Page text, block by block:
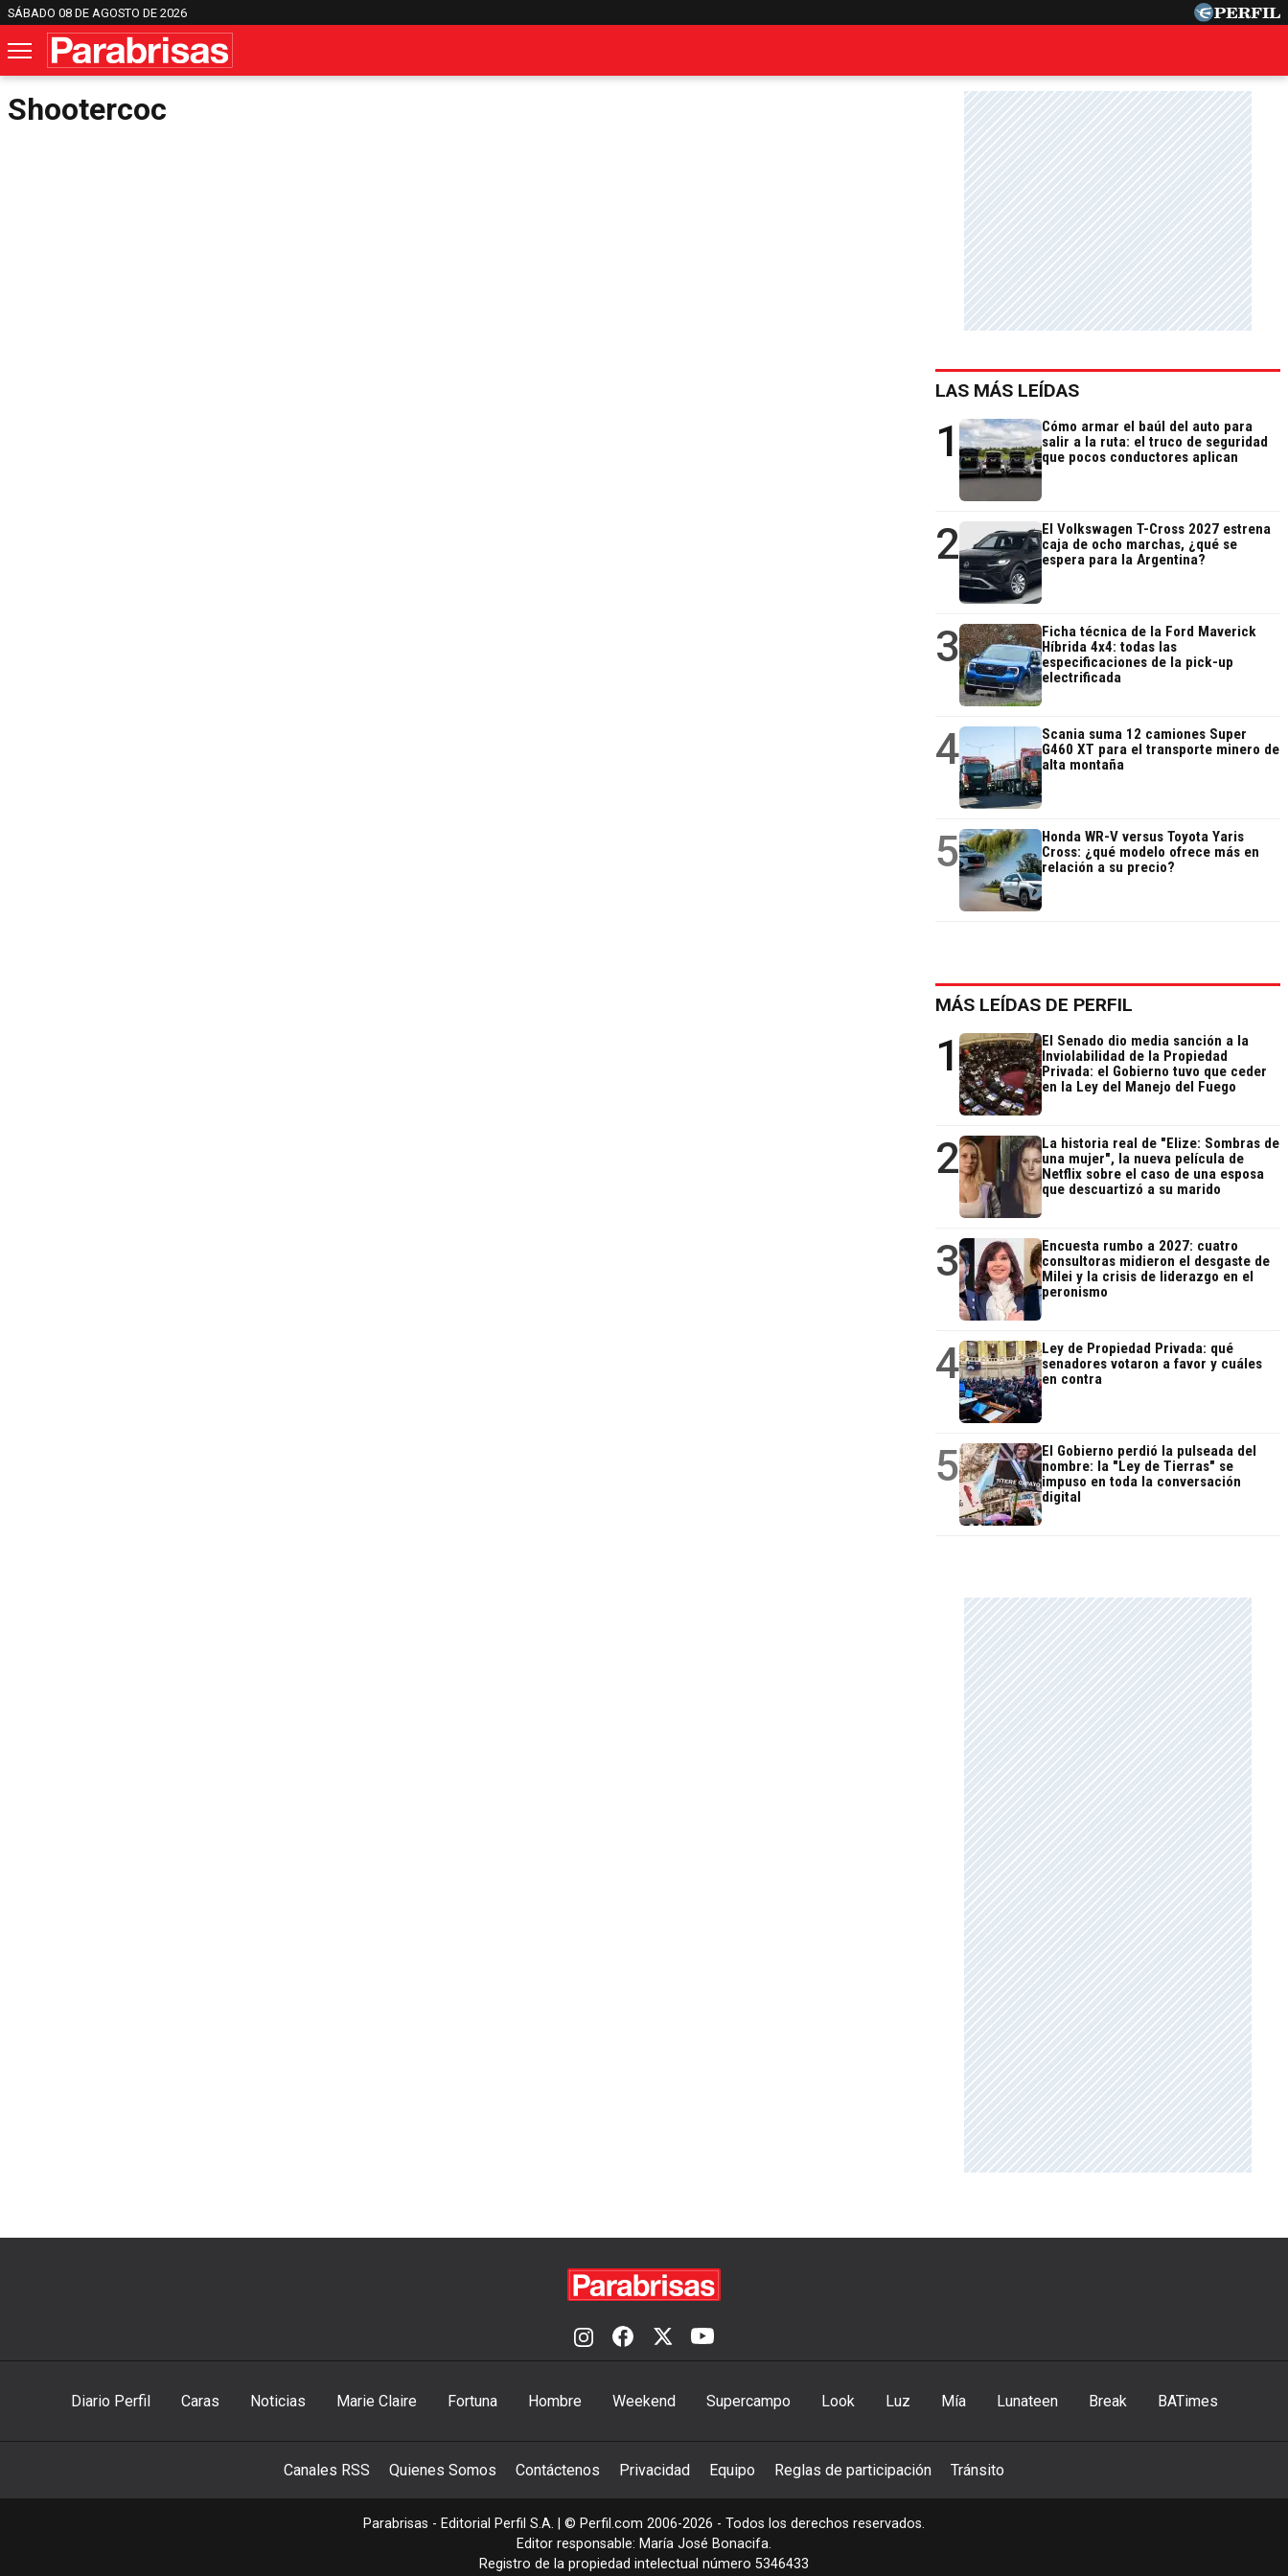
SÁBADO 08 DE AGOSTO DE 2026
Shootercoc
LAS MÁS LEÍDAS
1
Cómo armar el baúl del auto para
salir a la ruta: el truco de seguridad
que pocos conductores aplican
2
El Volkswagen T-Cross 2027 estrena
caja de ocho marchas, ¿qué se
espera para la Argentina?
3
Ficha técnica de la Ford Maverick
Híbrida 4x4: todas las
especificaciones de la pick-up
electrificada
4
Scania suma 12 camiones Super
G460 XT para el transporte minero de
alta montaña
5
Honda WR-V versus Toyota Yaris
Cross: ¿qué modelo ofrece más en
relación a su precio?
MÁS LEÍDAS DE PERFIL
1
El Senado dio media sanción a la
Inviolabilidad de la Propiedad
Privada: el Gobierno tuvo que ceder
en la Ley del Manejo del Fuego
2
La historia real de "Elize: Sombras de
una mujer", la nueva película de
Netflix sobre el caso de una esposa
que descuartizó a su marido
3
Encuesta rumbo a 2027: cuatro
consultoras midieron el desgaste de
Milei y la crisis de liderazgo en el
peronismo
4
Ley de Propiedad Privada: qué
senadores votaron a favor y cuáles
en contra
5
El Gobierno perdió la pulseada del
nombre: la "Ley de Tierras" se
impuso en toda la conversación
digital
Diario Perfil Caras Noticias Marie Claire Fortuna Hombre Weekend Supercampo Look Luz Mía Lunateen Break BATimes
Canales RSS Quienes Somos Contáctenos Privacidad Equipo Reglas de participación Tránsito
Parabrisas - Editorial Perfil S.A. | © Perfil.com 2006-2026 - Todos los derechos reservados.
Editor responsable: María José Bonacifa.
Registro de la propiedad intelectual número 5346433